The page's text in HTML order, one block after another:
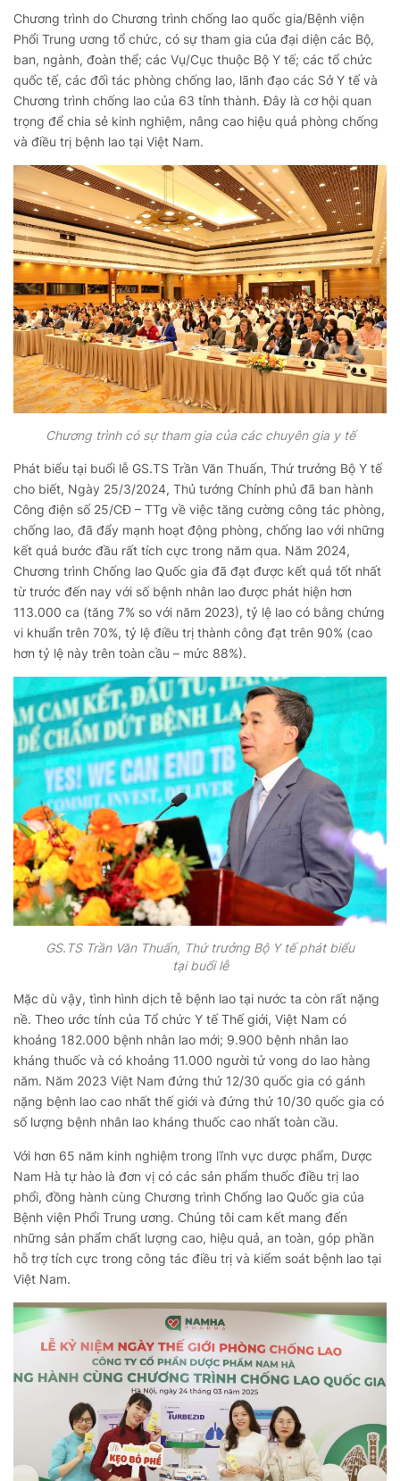
Chương trình do Chương trình chống lao quốc gia/Bệnh viện
Phổi Trung ương tổ chức, có sự tham gia của đại diện các Bộ,
ban, ngành, đoàn thể; các Vụ/Cục thuộc Bộ Y tế; các tổ chức
quốc tế, các đối tác phòng chống lao, lãnh đạo các Sở Y tế và
Chương trình chống lao của 63 tỉnh thành. Đây là cơ hội quan
trọng để chia sẻ kinh nghiệm, nâng cao hiệu quả phòng chống
và điều trị bệnh lao tại Việt Nam.
Chương trình có sự tham gia của các chuyên gia y tế
Phát biểu tại buổi lễ GS.TS Trần Văn Thuấn, Thứ trưởng Bộ Y tế
cho biết, Ngày 25/3/2024, Thủ tướng Chính phủ đã ban hành
Công điện số 25/CĐ – TTg về việc tăng cường công tác phòng,
chống lao, đã đẩy mạnh hoạt động phòng, chống lao với những
kết quả bước đầu rất tích cực trong năm qua. Năm 2024,
Chương trình Chống lao Quốc gia đã đạt được kết quả tốt nhất
từ trước đến nay với số bệnh nhân lao được phát hiện hơn
113.000 ca (tăng 7% so với năm 2023), tỷ lệ lao có bằng chứng
vi khuẩn trên 70%, tỷ lệ điều trị thành công đạt trên 90% (cao
hơn tỷ lệ này trên toàn cầu – mức 88%).
GS.TS Trần Văn Thuấn, Thứ trưởng Bộ Y tế phát biểu
tại buổi lễ
Mặc dù vậy, tình hình dịch tễ bệnh lao tại nước ta còn rất nặng
nề. Theo ước tính của Tổ chức Y tế Thế giới, Việt Nam có
khoảng 182.000 bệnh nhân lao mới; 9.900 bệnh nhân lao
kháng thuốc và có khoảng 11.000 người tử vong do lao hàng
năm. Năm 2023 Việt Nam đứng thứ 12/30 quốc gia có gánh
nặng bệnh lao cao nhất thế giới và đứng thứ 10/30 quốc gia có
số lượng bệnh nhân lao kháng thuốc cao nhất toàn cầu.
Với hơn 65 năm kinh nghiệm trong lĩnh vực dược phẩm, Dược
Nam Hà tự hào là đơn vị có các sản phẩm thuốc điều trị lao
phổi, đồng hành cùng Chương trình Chống lao Quốc gia của
Bệnh viện Phổi Trung ương. Chúng tôi cam kết mang đến
những sản phẩm chất lượng cao, hiệu quả, an toàn, góp phần
hỗ trợ tích cực trong công tác điều trị và kiểm soát bệnh lao tại
Việt Nam.